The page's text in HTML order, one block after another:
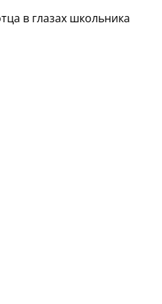
в глазах школьника